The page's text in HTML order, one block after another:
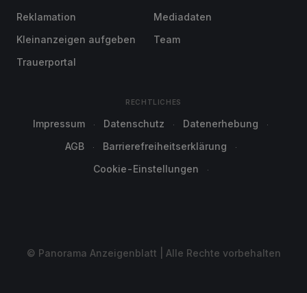
Reklamation
Kleinanzeigen aufgeben
Trauerportal
Mediadaten
Team
RECHTLICHES
Impressum Datenschutz
Datenerhebung
AGB
Barrierefreiheitserklärung
Cookie-Einstellungen
© Panorama Anzeigenblatt | Alle Rechte vorbehalten